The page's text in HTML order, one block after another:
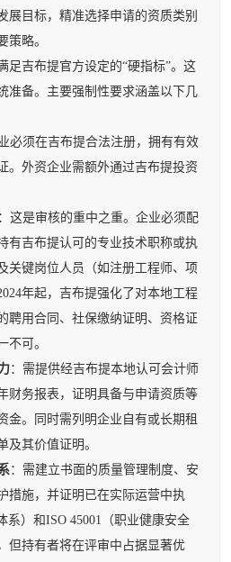
展目标，精准选择申请的资质类别
策略。
吉布提官方设定的“硬指标”。这
准备。主要强制性要求涵盖以下几
必须在吉布提合法注册，拥有有效
。外资企业需额外通过吉布提投资
：这是审核的重中之重。企业必须配
有吉布提认可的专业技术职称或执
关键岗位人员（如注册工程师、项
年起，吉布提强化了对本地工程
聘用合同、社保缴纳证明、资格证
不可。
：需提供经吉布提本地认可会计师
财务报表，证明具备与申请资质等
金。同时需列明企业自有或长期租
及其价值证明。
：需建立书面的质量管理制度、安
措施，并证明已在实际运营中执
系）和ISO 45001（职业健康安全
但持有者将在评审中占据显著优